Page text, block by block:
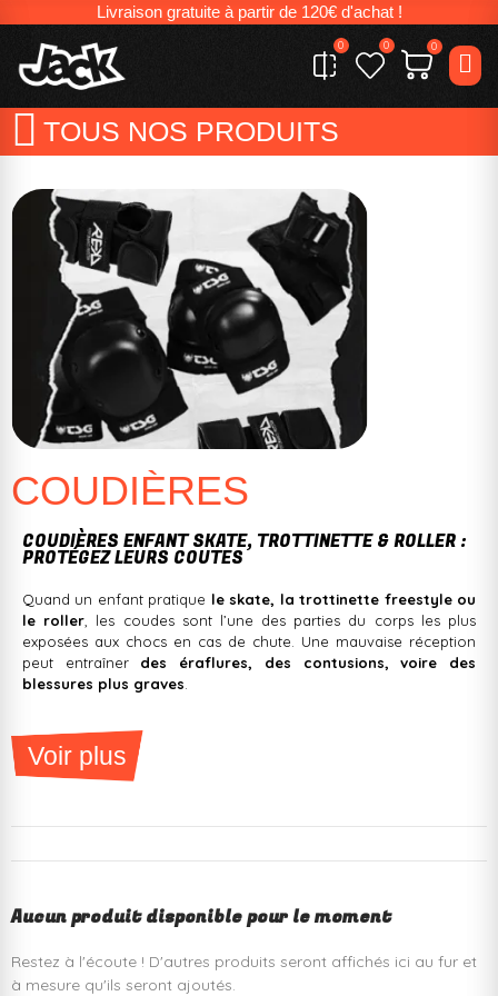
Livraison gratuite à partir de 120€ d'achat !
0 0 0
TOUS NOS PRODUITS
COUDIÈRES
COUDIÈRES ENFANT SKATE, TROTTINETTE & ROLLER :
PROTÉGEZ LEURS COUTES
Quand un enfant pratique le skate, la trottinette freestyle ou
le roller , les coudes sont l’une des parties du corps les plus
exposées aux chocs en cas de chute. Une mauvaise réception
peut entraîner des éraflures, des contusions, voire des
blessures plus graves
Jack’nRoll, nous avons sélectionné des
enfants offrant une protection maximale sans restreindre la
liberté de mouvement
POURQUOI DES COUDIÈRES SONT-ELLES
ESSENTIELLES POUR LES ENFANTS ?
Voir plus
Aucun produit disponible pour le moment
Restez à l'écoute ! D'autres produits seront affichés ici au fur et
à mesure qu'ils seront ajoutés.